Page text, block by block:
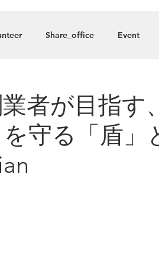
Share_office Event
者が目指す
守る「盾」